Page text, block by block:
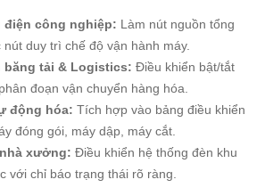
điện công nghiệp: Làm nút nguồn tổng
nút duy trì chế độ vận hành máy.
băng tải & Logistics: Điều khiển bật/tắt
đoạn vận chuyển hàng hóa.
động hóa: Tích hợp vào bảng điều khiển
đóng gói, máy dập, máy cắt.
xưởng: Điều khiển hệ thống đèn khu
với chỉ báo trạng thái rõ ràng.